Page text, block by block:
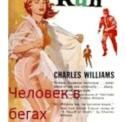
10:26
16:33
08:35
13:29
12:24